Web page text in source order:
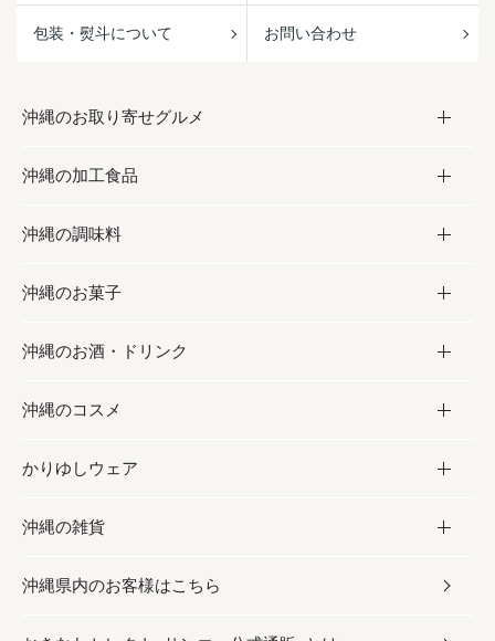
包装・熨斗について お問い合わせ
沖縄のお取り寄せグルメ
お取り寄せグルメ
フルーツ・野菜
お肉
海産物
沖縄の加工食品
加工食品
缶詰／パウチ
沖縄料理
沖縄そば／乾麺
レトルト食品
乾物／粉類
沖縄の調味料
調味料
砂糖／黒砂糖
塩
お酢／ドレッシング
しょうゆ
みそ
沖縄のお菓子
お菓子
黒糖
ちんすこう
伝統菓子
スナック
沖縄のお酒・ドリンク
お酒・ドリンク
泡盛
ビール・チューハイ
ワイン・ウィスキー・カクテル
沖縄のコスメ
コスメ
スキンケア
ボディケア
かりゆしウェア
かりゆしウェア
メンズ
沖縄の雑貨
雑貨
沖縄県内のお客様はこちら